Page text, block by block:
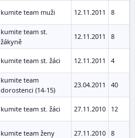
kumite team muži 12.11.2011 8
kumite team st.
žákyně
12.11.2011 8
kumite team st. žáci 12.11.2011 4
kumite team
dorostenci (14-15)
23.04.2011 40
kumite team st. žáci 27.11.2010 12
kumite team ženy 27.11.2010 8